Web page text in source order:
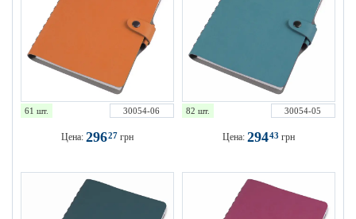
61 шт. 30054-06
Цена: 29627 грн
82 шт. 30054-05
Цена: 29443 грн